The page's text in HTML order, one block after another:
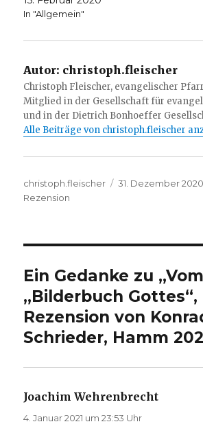
In "Allgemein"
Autor: christoph.fleischer
Christoph Fleischer, evangelischer
Mitglied in der Gesellschaft für
und in der Dietrich Bonhoeffer
Alle Beiträge von christoph.fleischer
Autor
christoph.fleischer
Veröffentlicht
31. Dezember 2020
Rezension
Ein Gedanke zu „Vom
„Bilderbuch Gottes“,
Rezension von
Schrieder, Hamm
Joachim Wehrenbrecht
4. Januar 2021 um 23:53 Uhr